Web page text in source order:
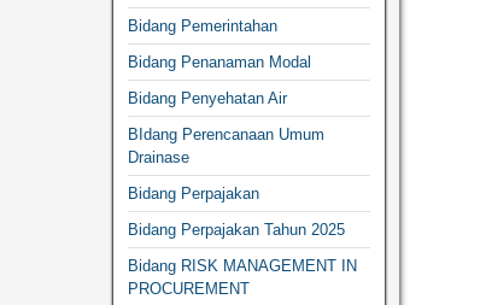
Bidang Pemerintahan
Bidang Penanaman Modal
Bidang Penyehatan Air
BIdang Perencanaan Umum
Drainase
Bidang Perpajakan
Bidang Perpajakan Tahun 2025
Bidang RISK MANAGEMENT IN
PROCUREMENT